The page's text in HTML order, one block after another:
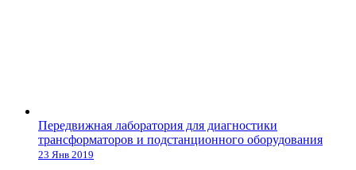
Передвижная лаборатория для диагностики
трансформаторов и подстанционного оборудования
23 Янв 2019